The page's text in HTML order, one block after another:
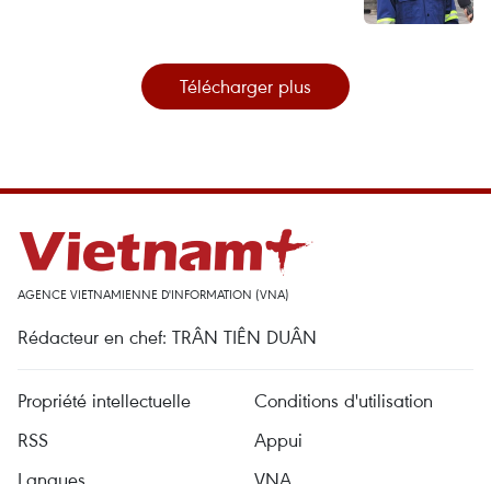
Télécharger plus
AGENCE VIETNAMIENNE D'INFORMATION (VNA)
Rédacteur en chef: TRÂN TIÊN DUÂN
Propriété intellectuelle
Conditions d'utilisation
RSS
Appui
Langues
VNA